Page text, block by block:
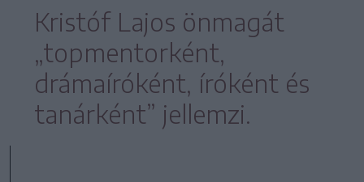
Kristóf Lajos önmagát
„topmentorként,
drámaíróként, íróként és
tanárként” jellemzi.